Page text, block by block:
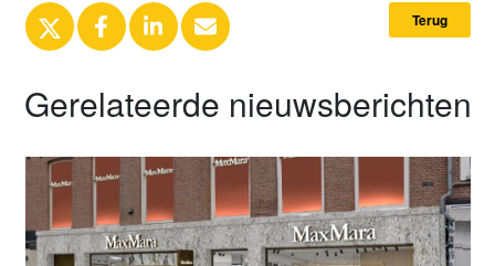
Terug
Gerelateerde nieuwsberichten